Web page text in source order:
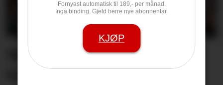
Fornyast automatisk til 189,- per månad.
Inga binding. Gjeld berre nye abonnentar.
KJØP
Små og store strøymde til
torget på laurdag